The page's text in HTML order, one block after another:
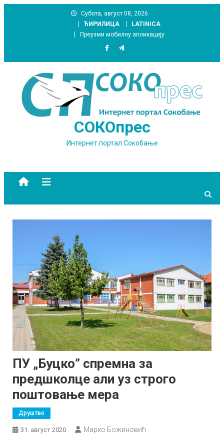
Субота, август 08, 2026
ЋИРИЛИЦА
LATINICA
Преузми мобилну апликацију
СОКОпрес
Интернет портал Сокобање
ПУ „Буцко” спремна за
предшколце али уз строго
поштовање мера
Друштво
31. август 2020. Марко Божиновић